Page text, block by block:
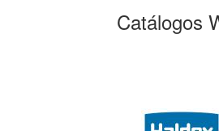
Catálogos